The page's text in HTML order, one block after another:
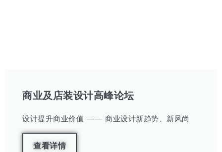
商业及店装设计高峰论坛
设计提升商业价值 —— 商业设计新趋势、新风尚
查看详情